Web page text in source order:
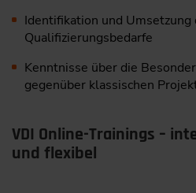
Identifikation und Umsetzung
Qualifizierungsbedarfe
Kenntnisse über die
gegenüber klassischen
VDI Online-Trainings –
und flexibel